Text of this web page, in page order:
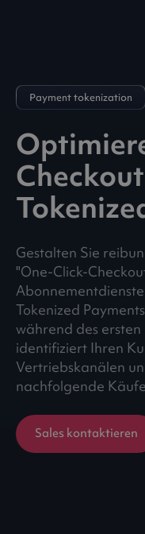
Payment tokenization
Gestalten Sie
"One-Click-
Tokenized
während des
identifiziert Ihren
Vertriebskanälen
nachfolgende
Sales kontaktieren